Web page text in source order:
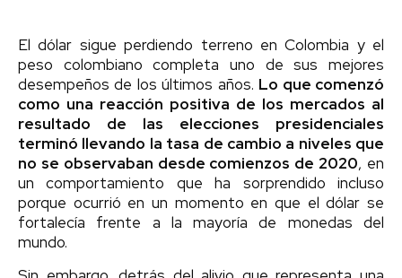
El dólar sigue perdiendo terreno en Colombia y el
peso colombiano completa uno de sus mejores
desempeños de los últimos años. Lo que comenzó
como una reacción positiva de los mercados al
resultado de las elecciones presidenciales
terminó llevando la tasa de cambio a niveles que
no se observaban desde comienzos de 2020, en
un comportamiento que ha sorprendido incluso
porque ocurrió en un momento en que el dólar se
fortalecía frente a la mayoría de monedas del
mundo.